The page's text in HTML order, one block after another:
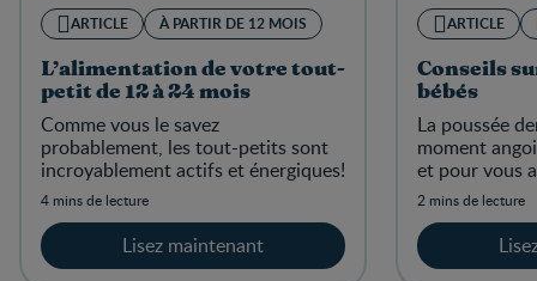
ARTICLE À PARTIR DE 12 MOIS
L’alimentation de votre tout-
petit de 12 à 24 mois
Comme vous le savez
probablement, les tout-petits sont
incroyablement actifs et énergiques!
4 mins de lecture
Lisez maintenant
ARTICLE
Conseils
bébés
La poussée
moment
et pour vous
2 mins de lecture